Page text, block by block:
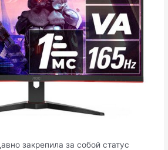
закрепила за собой статус